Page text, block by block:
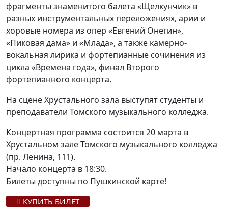
фрагменты знаменитого балета «Щелкунчик» в
разных инструментальных переложениях, арии и
хоровые номера из опер «Евгений Онегин»,
«Пиковая дама» и «Млада», а также камерно-
вокальная лирика и фортепианные сочинения из
цикла «Времена года», финал Второго
фортепианного концерта.
На сцене Хрустального зала выступят студенты и
преподаватели Томского музыкального колледжа.
Концертная программа состоится 20 марта в
Хрустальном зале Томского музыкального колледжа
(пр. Ленина, 111).
Начало концерта в 18:30.
Билеты доступны по Пушкинской карте!
КУПИТЬ БИЛЕТ